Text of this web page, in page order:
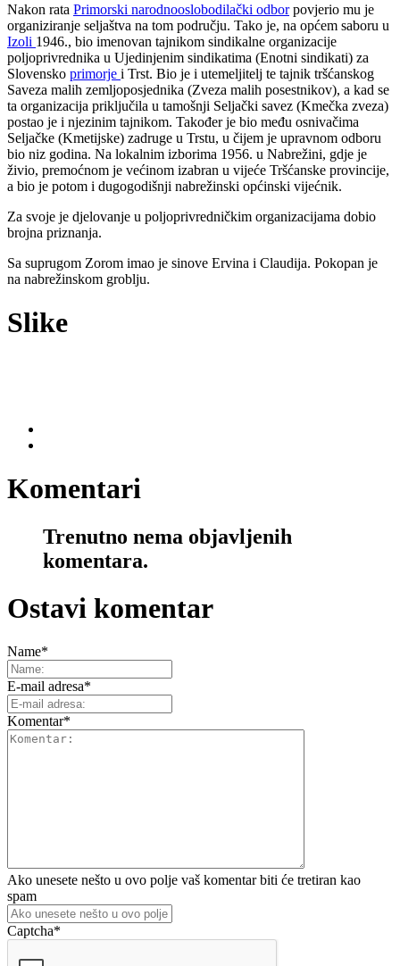
Nakon rata Primorski narodnooslobodilački odborpovjerio mu je
organiziranje seljaštva na tom području. Tako je, na općem saboru u
Izoli 1946., bio imenovan tajnikom sindikalne organizacije
poljoprivrednika u Ujedinjenim sindikatima (Enotni sindikati) za
Slovensko primorje i Trst. Bio je i utemeljitelj te tajnik tršćanskog
Saveza malih zemljoposjednika (Zveza malih posestnikov), a kad se
ta organizacija priključila u tamošnji Seljački savez (Kmečka zveza)
postao je i njezinim tajnikom. Također je bio među osnivačima
Seljačke (Kmetijske) zadruge u Trstu, u čijem je upravnom odboru
bio niz godina. Na lokalnim izborima 1956. u Nabrežini, gdje je
živio, premoćnom je većinom izabran u vijeće Tršćanske provincije,
a bio je potom i dugogodišnji nabrežinski općinski vijećnik.
Za svoje je djelovanje u poljoprivredničkim organizacijama dobio
brojna priznanja.
Sa suprugom Zorom imao je sinove Ervina i Claudija. Pokopan je
na nabrežinskom groblju.
Slike
Komentari
Trenutno nema objavljenih
komentara.
Ostavi komentar
Name*
E-mail adresa*
Komentar*
Ako unesete nešto u ovo polje vaš komentar biti će tretiran kao
spam
Captcha*